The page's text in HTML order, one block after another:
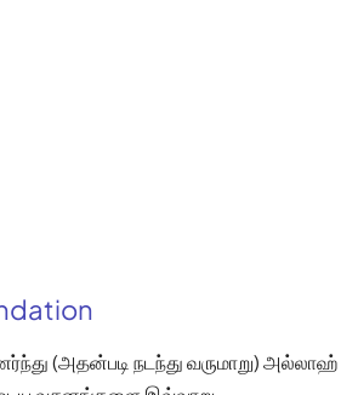
(அதன்படி நடந்து வருமாறு) அல்லாஹ்